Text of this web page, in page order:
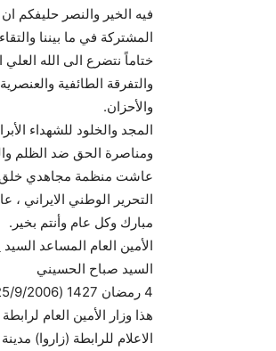
فيه الخير والنصر حليفكم
المشتركة في ما بيننا
ختاماً نتضرع الى الله
والتفرقة الطائفية
والأحزان.
المجد والخلود للشهداء
ومناصرة الحق ضد الظلم
عاشت منظمة مجاهدي
التحرير الوطني
مبارك وكل عام وأنتم بخير.
الأمين العام المساعد
السيد صباح الحسيني
4 رمضان 1427 (25/9/2006)
هذا وزار الأمين العام
الاعلام للرابطة (زاروا)